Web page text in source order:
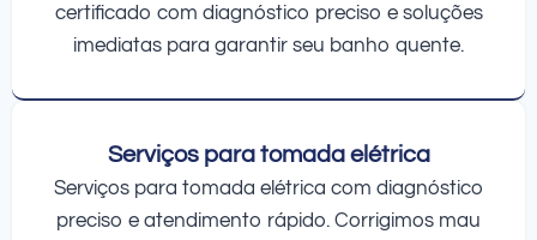
certificado com diagnóstico preciso e soluções
imediatas para garantir seu banho quente.
Serviços para tomada elétrica
Serviços para tomada elétrica com diagnóstico
preciso e atendimento rápido. Corrigimos mau